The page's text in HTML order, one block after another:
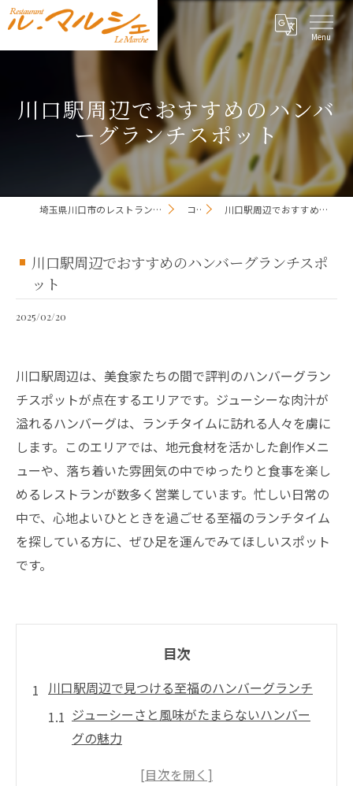
川口駅周辺でおすすめのハンバ
ーグランチスポット
埼玉県川口市のレストランならレストラン ル・マルシェ コラム 川口駅周辺でおすすめのハンバーグランチスポット
川口駅周辺でおすすめのハンバーグランチスポ
ット
2025/02/20
川口駅周辺は、美食家たちの間で評判のハンバーグラン
チスポットが点在するエリアです。ジューシーな肉汁が
溢れるハンバーグは、ランチタイムに訪れる人々を虜に
します。このエリアでは、地元食材を活かした創作メニ
ューや、落ち着いた雰囲気の中でゆったりと食事を楽し
めるレストランが数多く営業しています。忙しい日常の
中で、心地よいひとときを過ごせる至福のランチタイム
を探している方に、ぜひ足を運んでみてほしいスポット
です。
目次
川口駅周辺で見つける至福のハンバーグランチ
ジューシーさと風味がたまらないハンバー
グの魅力
地元の新鮮食材が引き立つ絶品ランチ